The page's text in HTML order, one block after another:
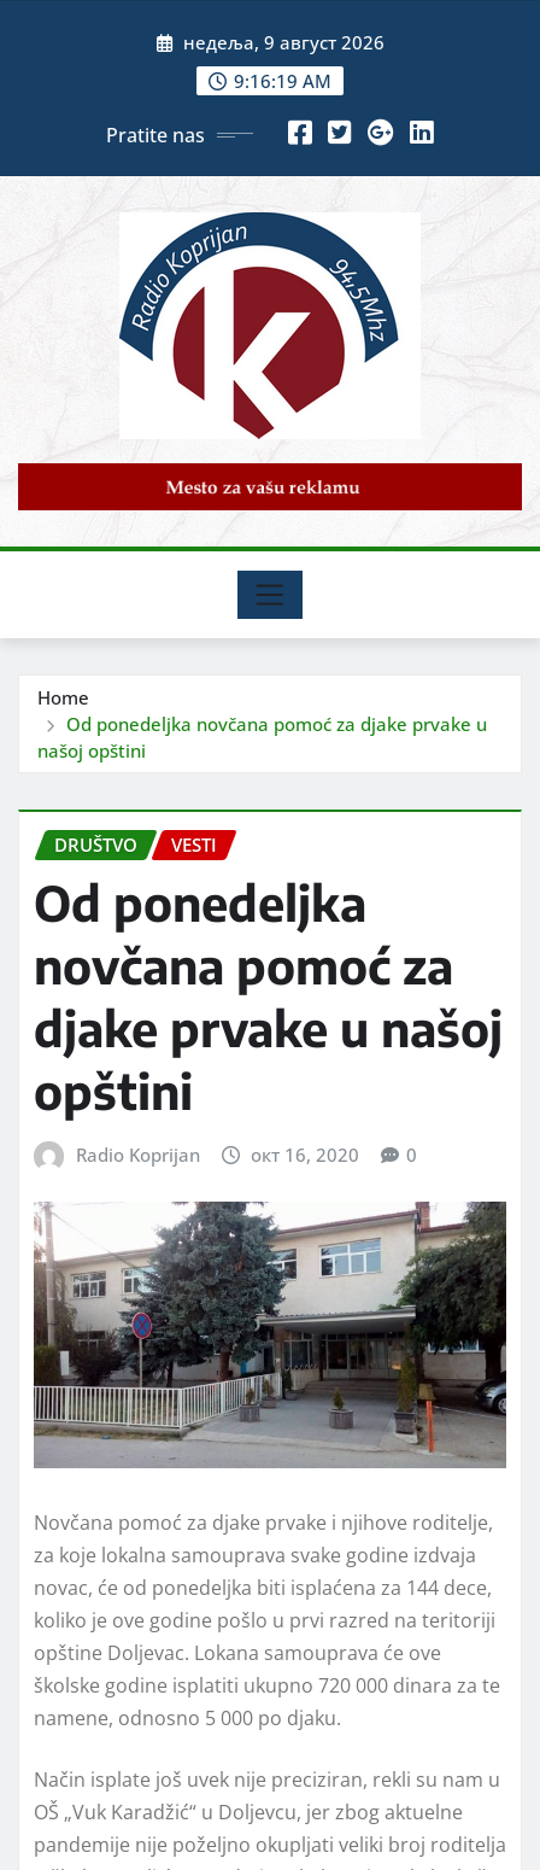
недеља, 9 август 2026
9:16:21 AM
Pratite nas
Home
Od ponedeljka novčana pomoć za djake prvake u
našoj opštini
DRUŠTVO VESTI
Od ponedeljka
novčana pomoć za
djake prvake u našoj
opštini
Radio Koprijan окт 16, 2020 0
Novčana pomoć za djake prvake i njihove roditelje,
za koje lokalna samouprava svake godine izdvaja
novac, će od ponedeljka biti isplaćena za 144 dece,
koliko je ove godine pošlo u prvi razred na teritoriji
opštine Doljevac. Lokana samouprava će ove
školske godine isplatiti ukupno 720 000 dinara za te
namene, odnosno 5 000 po djaku.
Način isplate još uvek nije preciziran, rekli su nam u
OŠ „Vuk Karadžić“ u Doljevcu, jer zbog aktuelne
pandemije nije poželjno okupljati veliki broj roditelja